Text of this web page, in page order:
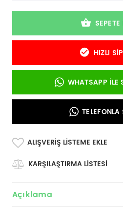
SEPETE
HIZLI
WHATSAPP İLE
ALIŞVERIŞ LISTEME EKLE
KARŞILAŞTIRMA LISTESI
Açıklama